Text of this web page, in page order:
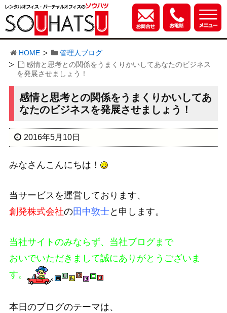
HOME
管理人ブログ
感情と思考との関係をうまくりかいしてあなたのビジネス
を発展させましょう！
感情と思考との関係をうまくりかいしてあ
なたのビジネスを発展させましょう！
2016年5月10日
みなさんこんにちは！
当サービスを運営しております、
創発株式会社の田中敦士と申します。
当社サイトのみならず、当社ブログまで
おいでいただきまして誠にありがとうございま
す。
本日のブログのテーマは、